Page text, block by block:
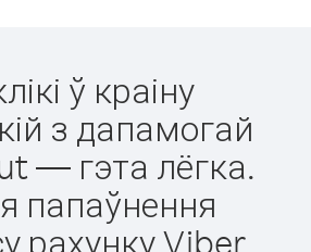
ў краіну
з дапамогай
— гэта лёгка.
папаўнення
рахунку Viber